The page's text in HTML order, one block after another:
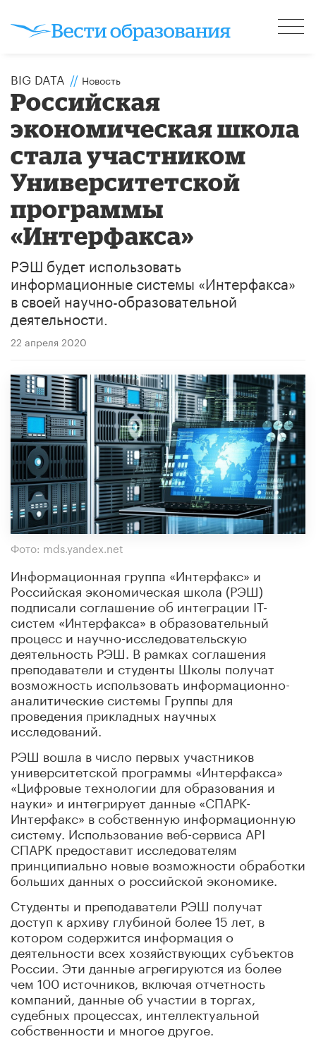
BIG DATA // Новость
Российская
экономическая школа
стала участником
Университетской
программы
«Интерфакса»
РЭШ будет использовать
информационные системы «Интерфакса»
в своей научно-образовательной
деятельности.
22 апреля 2020
Фото: mds.yandex.net
Информационная группа «Интерфакс» и
Российская экономическая школа (РЭШ)
подписали соглашение об интеграции IT-
систем «Интерфакса» в образовательный
процесс и научно-исследовательскую
деятельность РЭШ. В рамках соглашения
преподаватели и студенты Школы получат
возможность использовать информационно-
аналитические системы Группы для
проведения прикладных научных
исследований.
РЭШ вошла в число первых участников
университетской программы «Интерфакса»
«Цифровые технологии для образования и
науки» и интегрирует данные «СПАРК-
Интерфакс» в собственную информационную
систему. Использование веб-сервиса API
СПАРК предоставит исследователям
принципиально новые возможности обработки
больших данных о российской экономике.
Студенты и преподаватели РЭШ получат
доступ к архиву глубиной более 15 лет, в
котором содержится информация о
деятельности всех хозяйствующих субъектов
России. Эти данные агрегируются из более
чем 100 источников, включая отчетность
компаний, данные об участии в торгах,
судебных процессах, интеллектуальной
собственности и многое другое.